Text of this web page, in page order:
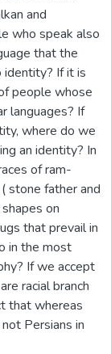
and
who speak also
that the
identity? If it is
people whose
languages? If
where do we
an identity? In
of ram-
stone father and
on
that prevail in
in the most
If we accept
racial branch
that whereas
Persians in